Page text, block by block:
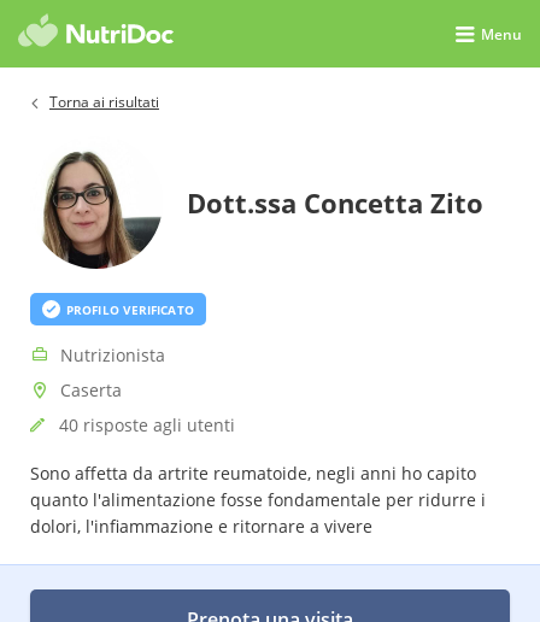
Menu
Torna ai risultati
Dott.ssa Concetta Zito
PROFILO VERIFICATO
Nutrizionista
Caserta
40 risposte agli utenti
Sono affetta da artrite reumatoide, negli anni ho capito
quanto l'alimentazione fosse fondamentale per ridurre i
dolori, l'infiammazione e ritornare a vivere